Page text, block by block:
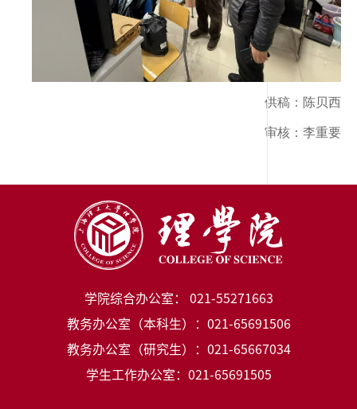
供稿：陈贝西
审核：李重要
学院综合办公室： 021-55271663
教务办公室（本科生）：021-65691506
教务办公室（研究生）：021-65667034
学生工作办公室：021-65691505